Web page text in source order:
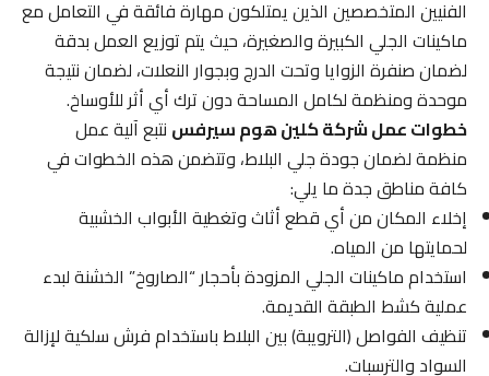
الفنيين المتخصصين الذين يمتلكون مهارة فائقة في التعامل مع
ماكينات الجلي الكبيرة والصغيرة، حيث يتم توزيع العمل بدقة
لضمان صنفرة الزوايا وتحت الدرج وبجوار النعلات، لضمان نتيجة
موحدة ومنظمة لكامل المساحة دون ترك أي أثر للأوساخ.
خطوات عمل شركة كلين هوم سيرفسنتبع آلية عمل
منظمة لضمان جودة جلي البلاط، وتتضمن هذه الخطوات في
كافة مناطق جدة ما يلي:
إخلاء المكان من أي قطع أثاث وتغطية الأبواب الخشبية
لحمايتها من المياه.
استخدام ماكينات الجلي المزودة بأحجار “الصاروخ” الخشنة لبدء
عملية كشط الطبقة القديمة.
تنظيف الفواصل (الترويبة) بين البلاط باستخدام فرش سلكية لإزالة
السواد والترسبات.